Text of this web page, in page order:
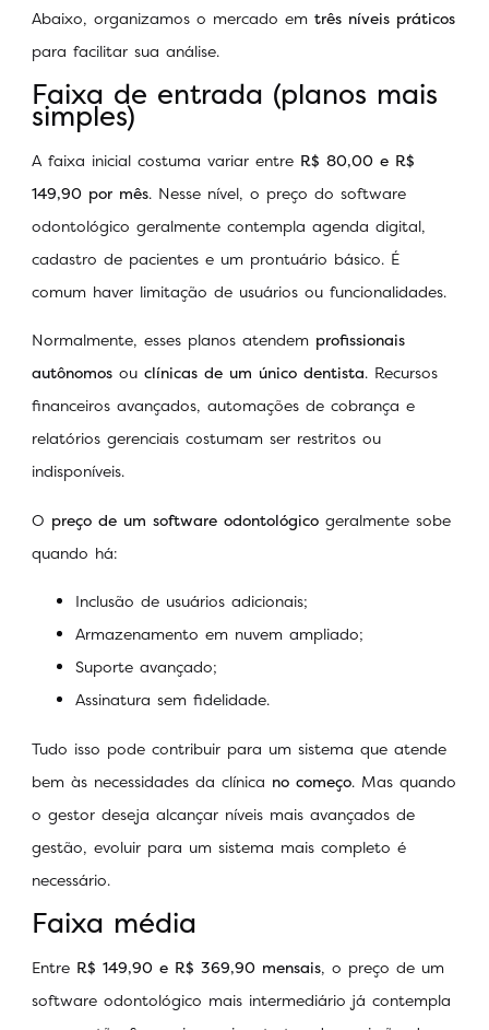
Abaixo, organizamos o mercado em três níveis práticos
para facilitar sua análise.
Faixa de entrada (planos mais
simples)
A faixa inicial costuma variar entre R$ 80,00 e R$
149,90 por mês. Nesse nível, o preço do software
odontológico geralmente contempla agenda digital,
cadastro de pacientes e um prontuário básico. É
comum haver limitação de usuários ou funcionalidades.
Normalmente, esses planos atendem profissionais
autônomos ou clínicas de um único dentista. Recursos
financeiros avançados, automações de cobrança e
relatórios gerenciais costumam ser restritos ou
indisponíveis.
O preço de um software odontológico geralmente sobe
quando há:
Inclusão de usuários adicionais;
Armazenamento em nuvem ampliado;
Suporte avançado;
Assinatura sem fidelidade.
Tudo isso pode contribuir para um sistema que atende
bem às necessidades da clínica no começo. Mas quando
o gestor deseja alcançar níveis mais avançados de
gestão, evoluir para um sistema mais completo é
necessário.
Faixa média
Entre R$ 149,90 e R$ 369,90 mensais, o preço de um
software odontológico mais intermediário já contempla